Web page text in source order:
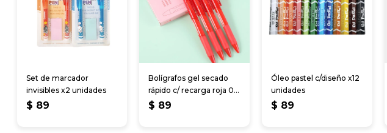
Set de marcador
invisibles x2 unidades
$ 89
Bolígrafos gel secado
rápido c/ recarga roja 0.5
mm x4
$ 89
Óleo pastel c/diseño x12
unidades
$ 89